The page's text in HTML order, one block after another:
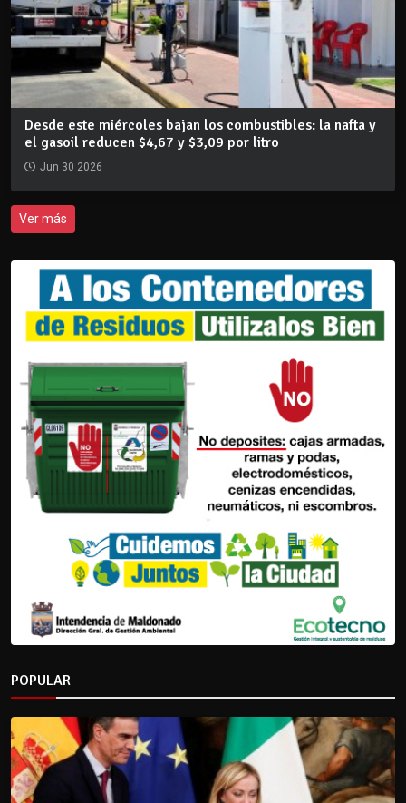
Desde este miércoles bajan los combustibles: la nafta y
el gasoil reducen $4,67 y $3,09 por litro
Jun 30 2026
Ver más
POPULAR